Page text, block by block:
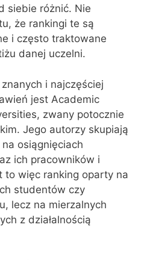
siebie różnić. Nie
że rankingi te są
i często traktowane
danej uczelni.
i najczęściej
jest Academic
zwany potocznie
Jego autorzy skupiają
osiągnięciach
ich pracowników i
to więc ranking oparty na
studentów czy
lecz na mierzalnych
z działalnością